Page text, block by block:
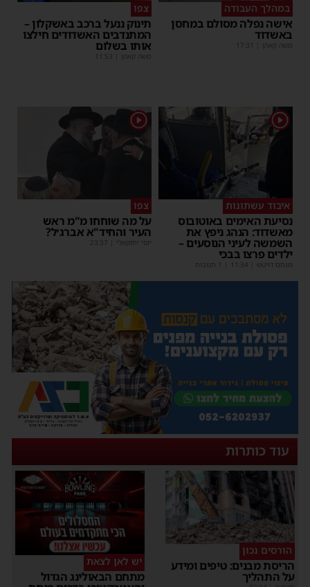
במהלך העבודה
אישה נפלה מסולם במחסן
באשדוד
משה קאהן 17:31
צפו
תינוק ננעל ברכב באשקלון –
המתנדבים האשדודים חילצו
אותו בשלום
משה קאהן 11:53
1
איבוד עשתונות
נסיעת האימים באוטובוס
מאשדוד: הנהג ניפץ את
השמשה לעיני הנוסעים –
ילדים פרצו בבכי
מנחם דויטש 11:34
1
צפו
על מה שוחחו מ"מ ראש
העיר והחיד"א אברג׳ל?
יוסי יחזקאלי 23:37
עוד כותרות
הורסים נכון
הריסת מבנים: טיפים ומידע
על התהליך
יש לאן לצאת
מתחם הבאולינג הגדול